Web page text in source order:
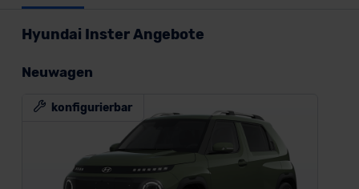
Hyundai Inster Angebote
Neuwagen
konfigurierbar